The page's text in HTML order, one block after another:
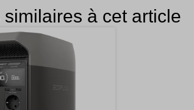
similaires à cet article